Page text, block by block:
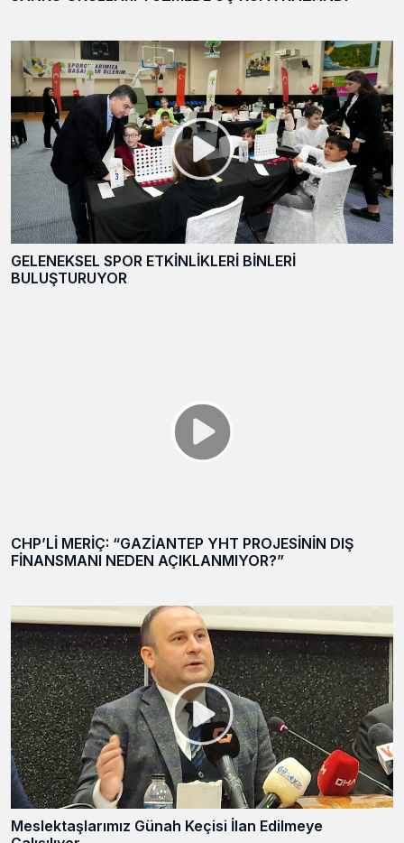
GELENEKSEL SPOR ETKİNLİKLERİ BİNLERİ
BULUŞTURUYOR
CHP’Lİ MERİÇ: “GAZİANTEP YHT PROJESİNİN DIŞ
FİNANSMANI NEDEN AÇIKLANMIYOR?”
Meslektaşlarımız Günah Keçisi İlan Edilmeye